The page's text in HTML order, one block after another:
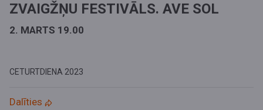
ZVAIGŽŅU FESTIVĀLS. AVE SOL
2. MARTS 19.00
CETURTDIENA 2023
Dalīties